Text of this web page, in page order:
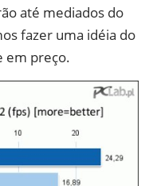
até mediados do
fazer uma idéia do
em preço.